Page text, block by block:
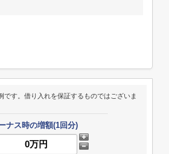
す。借り入れを保証するものではございま
ナス時の増額(1回分)